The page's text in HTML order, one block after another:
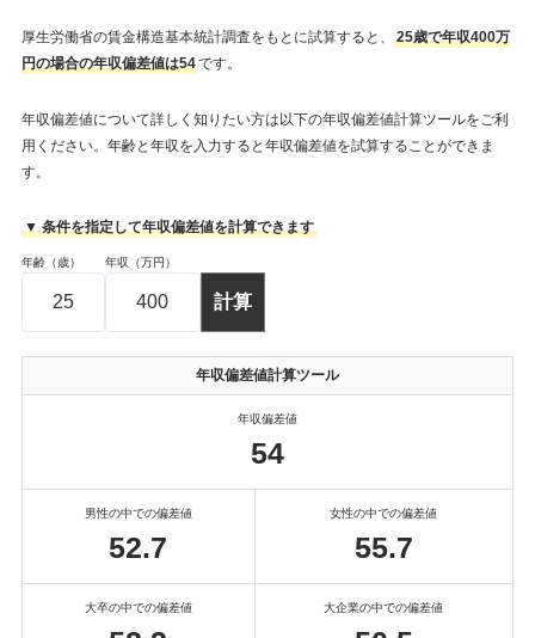
厚生労働省の賃金構造基本統計調査をもとに試算すると、
25歳で年収400万
円の場合の年収偏差値は54です。
年収偏差値について詳しく知りたい方は以下の年収偏差値計算ツールをご利
用ください。年齢と年収を入力すると年収偏差値を試算することができま
す。
▼ 条件を指定して年収偏差値を計算できます
年齢（歳） 年収（万円）
年収偏差値計算ツール
年収偏差値
54
男性の中での偏差値
52.7
女性の中での偏差値
55.7
大卒の中での偏差値 大企業の中での偏差値